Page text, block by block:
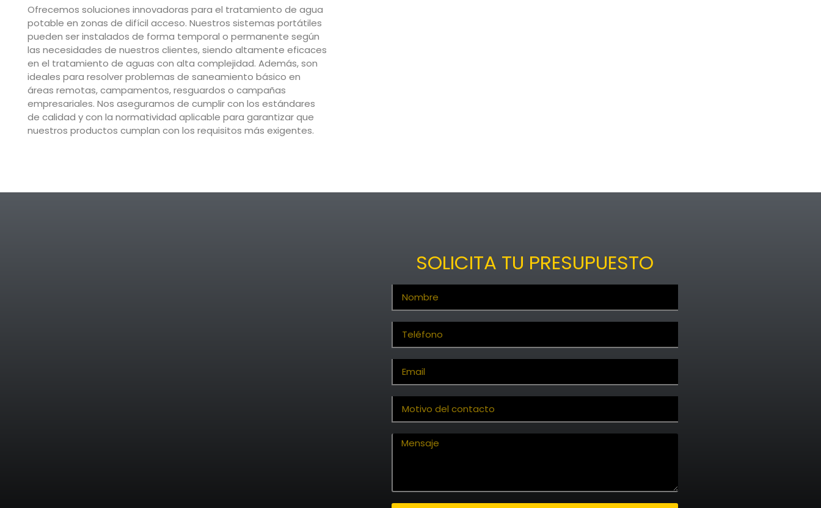
Ofrecemos soluciones innovadoras para el tratamiento de agua
potable en zonas de difícil acceso. Nuestros sistemas portátiles
pueden ser instalados de forma temporal o permanente según
las necesidades de nuestros clientes, siendo altamente eficaces
en el tratamiento de aguas con alta complejidad. Además, son
ideales para resolver problemas de saneamiento básico en
áreas remotas, campamentos, resguardos o campañas
empresariales. Nos aseguramos de cumplir con los estándares
de calidad y con la normatividad aplicable para garantizar que
nuestros productos cumplan con los requisitos más exigentes.
SOLICITA TU PRESUPUESTO